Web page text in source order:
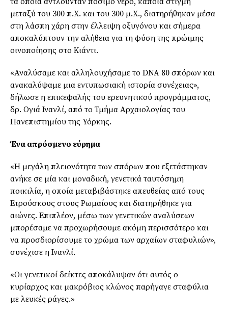
μεταξύ του 300 π.Χ. και του 300 μ.Χ., διατηρήθηκαν μέσα
στη λάσπη χάρη στην έλλειψη οξυγόνου και σήμερα
αποκαλύπτουν την αλήθεια για τη φύση της πρώιμης
οινοποίησης στο Κιάντι.
«Αναλύσαμε και αλληλουχήσαμε το DNA 80 σπόρων και
ανακαλύψαμε μια εντυπωσιακή ιστορία συνέχειας»,
δήλωσε η επικεφαλής του ερευνητικού προγράμματος,
δρ. Ογιά Ινανλί, από το Τμήμα Αρχαιολογίας του
Πανεπιστημίου της Υόρκης.
Ένα απρόσμενο εύρημα
«Η μεγάλη πλειονότητα των σπόρων που εξετάστηκαν
ανήκε σε μία και μοναδική, γενετικά ταυτόσημη
ποικιλία, η οποία μεταβιβάστηκε απευθείας από τους
Ετρούσκους στους Ρωμαίους και διατηρήθηκε για
αιώνες. Επιπλέον, μέσω των γενετικών αναλύσεων
μπορέσαμε να προχωρήσουμε ακόμη περισσότερο και
να προσδιορίσουμε το χρώμα των αρχαίων σταφυλιών»,
συνέχισε η Ινανλί.
«Οι γενετικοί δείκτες αποκάλυψαν ότι αυτός ο
κυρίαρχος και μακρόβιος κλώνος παρήγαγε σταφύλια
με λευκές ράγες.»